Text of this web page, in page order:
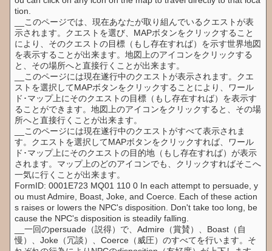
tion.
__このページでは、現在あなたが取り組んでいるクエストが表
示されます。クエストを選び、MAPボタンをクリックすること
により、そのクエストの目標（もし存在すれば）を示す世界地図
を表示することが出来ます。地図上のアイコンをクリックする
と、その場所へと直接行くことが出来ます。
__このページには現在遂行中のクエストが表示されます。クエ
ストを選択してMAPボタンをクリックすることにより、ワール
ド･マップ上にそのクエストの目標（もし存在すれば）を表示す
ることができます。地図上のアイコンをクリックすると、その場
所へと直接行くことが出来ます。
__このページには現在遂行中のクエストがすべて表示されま
す。クエストを選択してMAPボタンをクリックすれば、ワール
ド･マップ上にそのクエストの目的地（もし存在すれば）が表示
されます。マップ上のどのアイコンでも、クリックすればそこへ
一気に行くことが出来ます。
FormID: 0001E723 MQ01 110 0 In each attempt to persuade, y
ou must Admire, Boast, Joke, and Coerce. Each of these action
s raises or lowers the NPC's disposition. Don't take too long, be
cause the NPC's disposition is steadily falling.
__一回のpersuade（説得）で、Admire（賞賛）、Boast（自
慢）、Joke（冗談）、Coerce（威圧）のすべてを行います。そ